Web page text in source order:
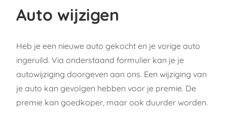
Auto wijzigen
Heb je een nieuwe auto gekocht en je vorige auto
ingeruild. Via onderstaand formulier kan je je
autowijziging doorgeven aan ons. Een wijziging van
je auto kan gevolgen hebben voor je premie. De
premie kan goedkoper, maar ook duurder worden.